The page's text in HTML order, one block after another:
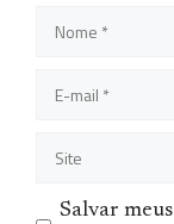
mail
Salvar